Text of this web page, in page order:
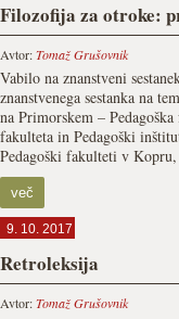
Filozofija za otroke:
Avtor:Tomaž Grušovnik
Vabilo na znanstveni
znanstvenega sestanka na
na Primorskem –
fakulteta in Pedagoški
Pedagoški fakulteti v
več
9. 10. 2017
Retroleksija
Avtor:Tomaž Grušovnik